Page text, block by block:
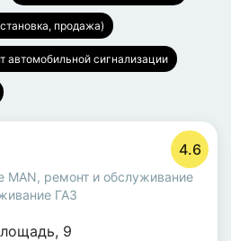
продажа)
автомобильной сигнализации
4.6
MAN, ремонт и обслуживание
ГАЗ
, 9